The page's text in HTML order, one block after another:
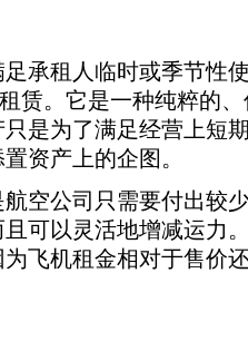
租人临时或季节性
赁。它是一种纯粹的
是为了满足经营上短
资产上的企图。
公司只需要付出较
可以灵活地增减运力
飞机租金相对于售价